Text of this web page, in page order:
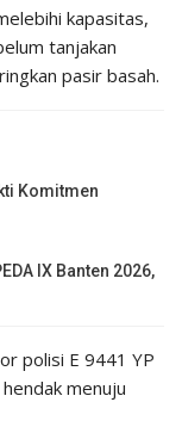
kapasitas,
tanjakan
pasir basah.
Komitmen
IX Banten 2026,
polisi E 9441 YP
menuju